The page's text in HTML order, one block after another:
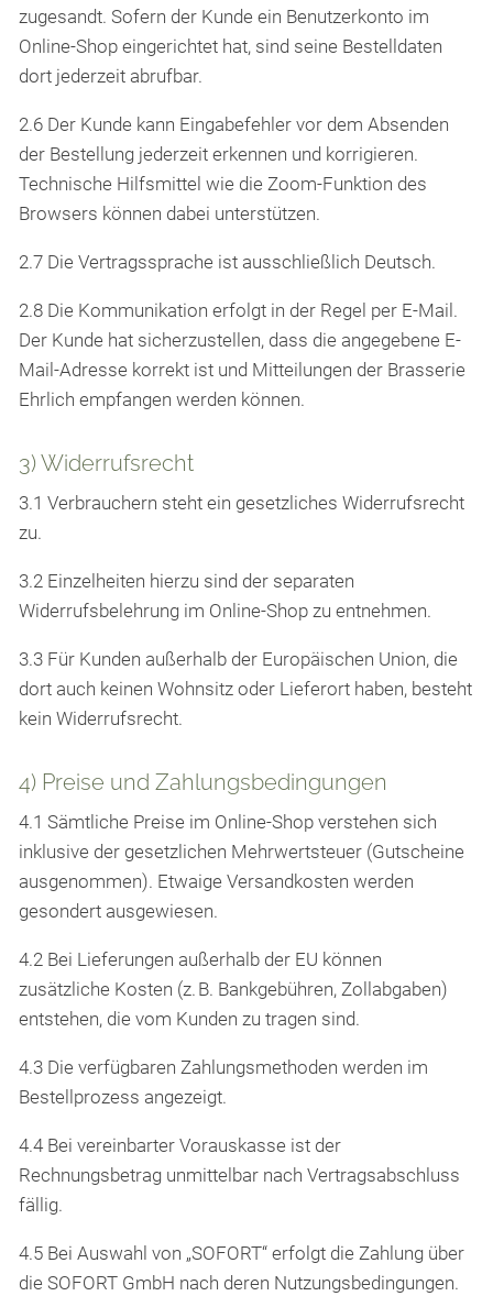
zugesandt. Sofern der Kunde ein Benutzerkonto im
Online-Shop eingerichtet hat, sind seine Bestelldaten
dort jederzeit abrufbar.
2.6 Der Kunde kann Eingabefehler vor dem Absenden
der Bestellung jederzeit erkennen und korrigieren.
Technische Hilfsmittel wie die Zoom-Funktion des
Browsers können dabei unterstützen.
2.7 Die Vertragssprache ist ausschließlich Deutsch.
2.8 Die Kommunikation erfolgt in der Regel per E-Mail.
Der Kunde hat sicherzustellen, dass die angegebene E-
Mail-Adresse korrekt ist und Mitteilungen der Brasserie
Ehrlich empfangen werden können.
3) Widerrufsrecht
3.1 Verbrauchern steht ein gesetzliches Widerrufsrecht
zu.
3.2 Einzelheiten hierzu sind der separaten
Widerrufsbelehrung im Online-Shop zu entnehmen.
3.3 Für Kunden außerhalb der Europäischen Union, die
dort auch keinen Wohnsitz oder Lieferort haben, besteht
kein Widerrufsrecht.
4) Preise und Zahlungsbedingungen
4.1 Sämtliche Preise im Online-Shop verstehen sich
inklusive der gesetzlichen Mehrwertsteuer (Gutscheine
ausgenommen). Etwaige Versandkosten werden
gesondert ausgewiesen.
4.2 Bei Lieferungen außerhalb der EU können
zusätzliche Kosten (z. B. Bankgebühren, Zollabgaben)
entstehen, die vom Kunden zu tragen sind.
4.3 Die verfügbaren Zahlungsmethoden werden im
Bestellprozess angezeigt.
4.4 Bei vereinbarter Vorauskasse ist der
Rechnungsbetrag unmittelbar nach Vertragsabschluss
fällig.
4.5 Bei Auswahl von „SOFORT“ erfolgt die Zahlung über
die SOFORT GmbH nach deren Nutzungsbedingungen.